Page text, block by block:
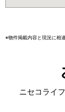
※物件掲載内容と現況に相
ニセコライ